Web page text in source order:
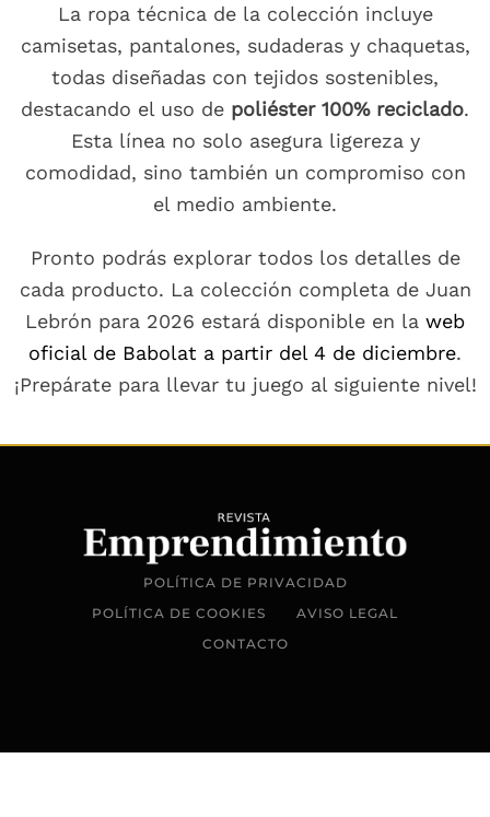
La ropa técnica de la colección incluye
camisetas, pantalones, sudaderas y chaquetas,
todas diseñadas con tejidos sostenibles,
destacando el uso de poliéster 100% reciclado.
Esta línea no solo asegura ligereza y
comodidad, sino también un compromiso con
el medio ambiente.
Pronto podrás explorar todos los detalles de
cada producto. La colección completa de Juan
Lebrón para 2026 estará disponible en la web
oficial de Babolat a partir del 4 de diciembre.
¡Prepárate para llevar tu juego al siguiente nivel!
POLÍTICA DE PRIVACIDAD
POLÍTICA DE COOKIES
AVISO LEGAL
CONTACTO